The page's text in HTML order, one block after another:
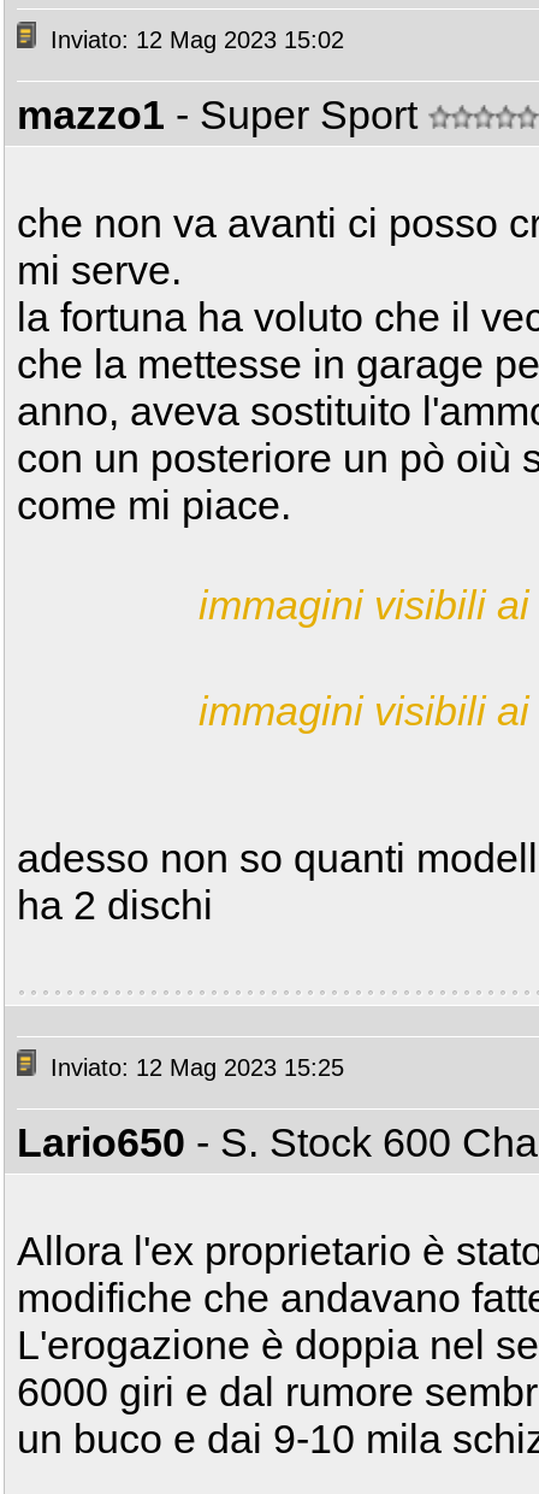
Inviato: 12 Mag 2023 15:02
mazzo1 - Super Sport
che non va avanti ci posso
mi serve.
la fortuna ha voluto che il
che la mettesse in garage
anno, aveva sostituito
con un posteriore un pò oiù
come mi piace.
immagini visibili
immagini visibili
adesso non so quanti
ha 2 dischi
Inviato: 12 Mag 2023 15:25
Lario650 - S. Stock 600
Allora l'ex proprietario è
modifiche che andavano
L'erogazione è doppia nel
6000 giri e dal rumore
un buco e dai 9-10 mila